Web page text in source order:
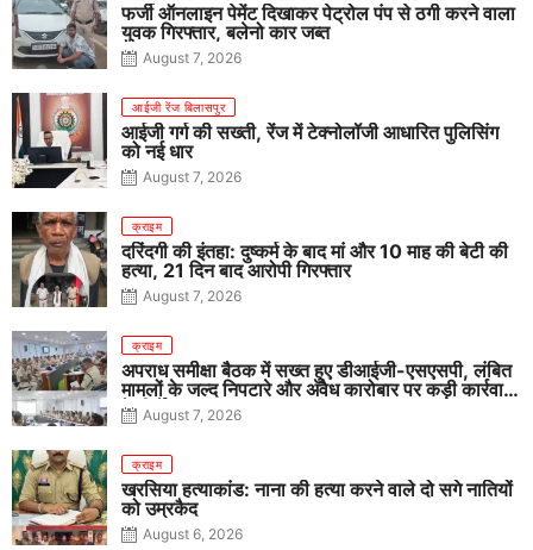
फर्जी ऑनलाइन पेमेंट दिखाकर पेट्रोल पंप से ठगी करने वाला
युवक गिरफ्तार, बलेनो कार जब्त
August 7, 2026
आईजी रेंज बिलासपुर
आईजी गर्ग की सख्ती, रेंज में टेक्नोलॉजी आधारित पुलिसिंग
को नई धार
August 7, 2026
क्राइम
दरिंदगी की इंतहा: दुष्कर्म के बाद मां और 10 माह की बेटी की
हत्या, 21 दिन बाद आरोपी गिरफ्तार
August 7, 2026
क्राइम
अपराध समीक्षा बैठक में सख्त हुए डीआईजी-एसएसपी, लंबित
मामलों के जल्द निपटारे और अवैध कारोबार पर कड़ी कार्रवाई
के निर्देश
August 7, 2026
क्राइम
खरसिया हत्याकांड: नाना की हत्या करने वाले दो सगे नातियों
को उम्रकैद
August 6, 2026